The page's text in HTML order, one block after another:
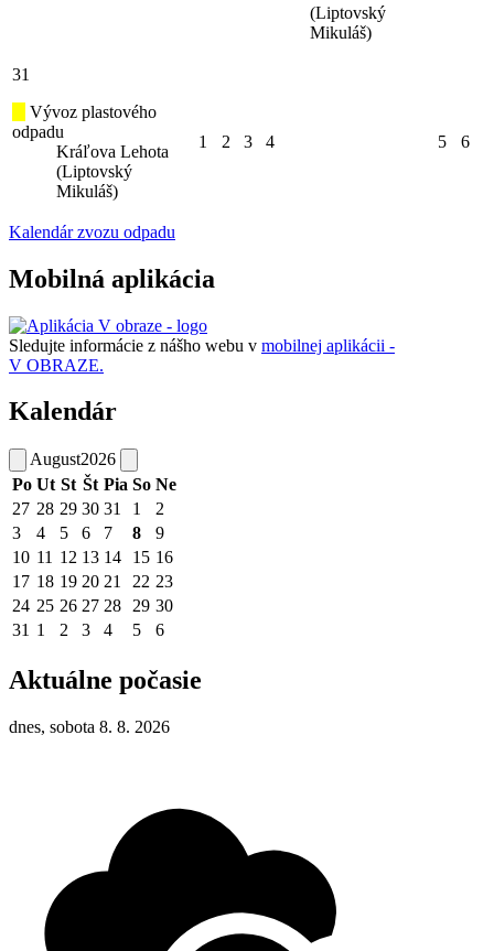
(Liptovský
Mikuláš)
31
Vývoz plastového
odpadu
Kráľova Lehota
(Liptovský
Mikuláš)
1 2 3 4 5 6
Kalendár zvozu odpadu
Mobilná aplikácia
Sledujte informácie z nášho webu v mobilnej aplikácii -
V OBRAZE.
Kalendár
August2026
Po Ut St Št Pia So Ne
27 28 29 30 31 1
2
3
4 5 6 7 8
9
10 11 12 13 14 15 16
17 18 19 20 21 22 23
24 25 26 27 28 29 30
31 1 2 3 4 5 6
Aktuálne počasie
dnes, sobota 8. 8. 2026